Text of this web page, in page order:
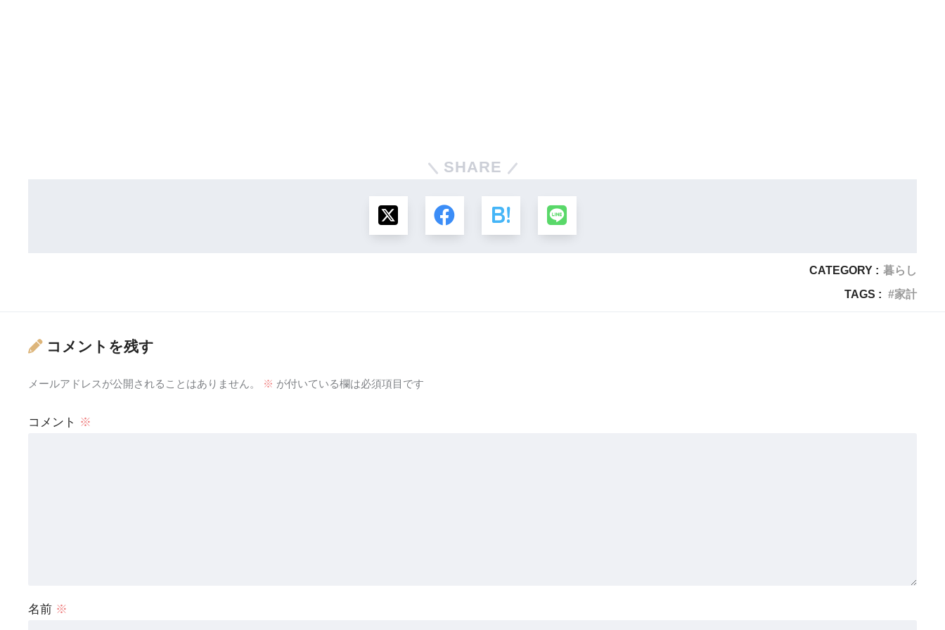
SHARE
CATEGORY : 暮らし
TAGS :
家計
コメントを残す
メールアドレスが公開されることはありません。 ※ が付いている欄は必須項目です
コメント ※
名前 ※